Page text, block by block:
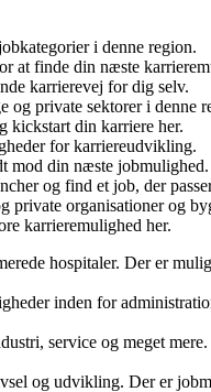
i denne region.
at finde din næste
karrierevej for dig selv.
private sektorer i denne
din karriere her.
for karriereudvikling.
mod din næste jobmulighed.
og find et job, der
organisationer og
karrieremulighed her.
hospitaler. Der er
inden for
service og meget
og udvikling. Der er